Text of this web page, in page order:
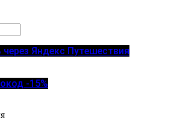
Яндекс Путешествия
-15%